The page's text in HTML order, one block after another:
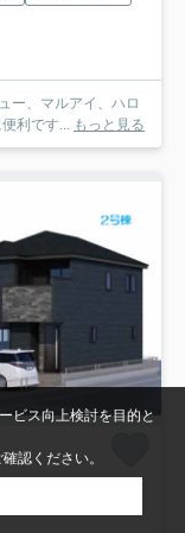
ー、マルアイ、ハロ
利です... もっと見る
ビス向上検討を目的と
認ください。